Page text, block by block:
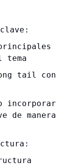
tema
tail con
incorporar
de manera